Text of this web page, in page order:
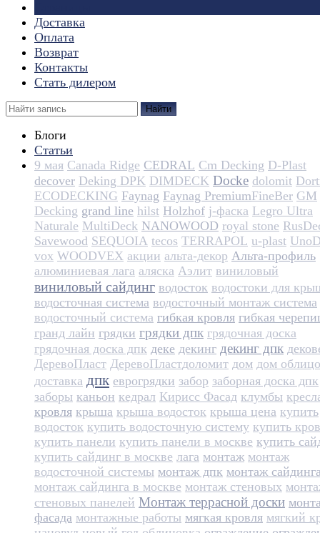
Доставка
Оплата
Возврат
Контакты
Стать дилером
Найти
Блоги
Статьи
9 мая Canada Ridge CEDRAL Cm Decking D-Plast
decover Deking DPK DIMDECK Docke dolomit
ECODECKING Faynag Faynag Premium​​​​​​​​​​FineBer GM
Decking grand line hilst Holzhof j-фаска Legro Ultra
Naturale MultiDeck NANOWOOD royal stone
Savewood SEQUOIA tecos TERRAPOL u-plast
vox WOODVEX акции альта-декор Альта-профиль
алюминиевая лага аляска Аэлит виниловый
виниловый сайдинг водосток водостоки для
водосточная система водосточный монтаж система
водосточный система гибкая кровля гибкая
гранд лайн грядки грядки дпк грядочная доска
грядочная доска дпк деке декинг декинг дпк
ДеревоПласт ДеревоПласт​доломит дом дом
доставка дпк еврогрядки забор заборная доска дпк
заборы каньон кедрал Кирисс Фасад клумбы
кровля крыша крыша водосток крыша цена купить
водосток купить водосточную систему купить
купить панели купить панели в москве купить
купить сайдинг в москве лага монтаж монтаж
водосточной системы монтаж дпк монтаж
монтаж сайдинга в москве монтаж стеновых
стеновых панелей Монтаж террасной доски
фасада монтажные работы мягкая кровля мягкий